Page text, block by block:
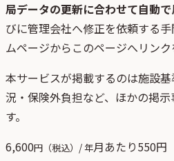
局データの更新に合わせて自動
びに管理会社へ修正を依頼する
ムページからこのページへリンク
本サービスが掲載するのは施設
況・保険外負担など、ほかの掲
す。
6,600円（税込）/ 年月あたり550円